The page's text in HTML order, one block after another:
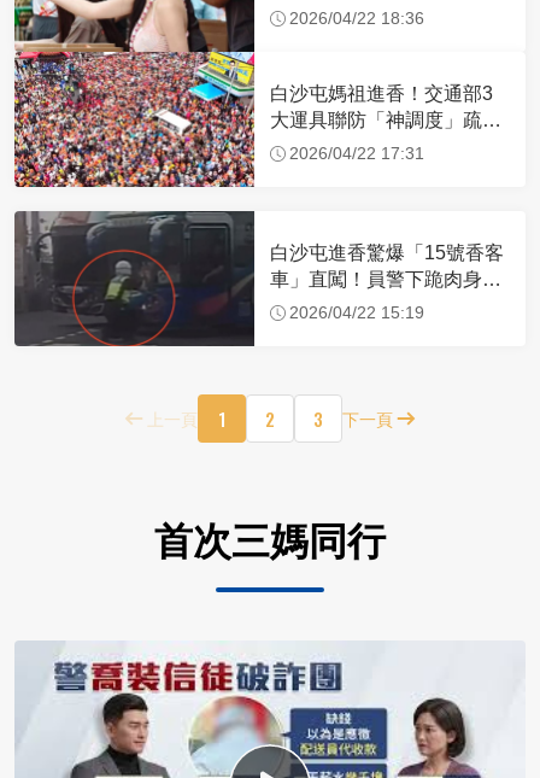
禮生 一輩子不結婚
2026/04/22 18:36
白沙屯媽祖進香！交通部3
大運具聯防「神調度」疏運
32.1萬創新高
2026/04/22 17:31
白沙屯進香驚爆「15號香客
車」直闖！員警下跪肉身擋
車：讓行人先過
2026/04/22 15:19
上一頁 1 2 3 下一頁
首次三媽同行